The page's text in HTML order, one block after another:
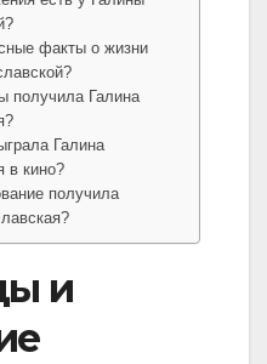
факты о жизни
получила Галина
Галина
в кино?
получила
и